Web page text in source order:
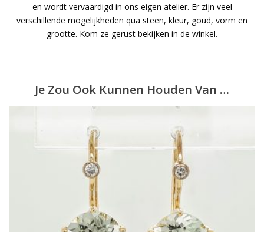
en wordt vervaardigd in ons eigen atelier. Er zijn veel
verschillende mogelijkheden qua steen, kleur, goud, vorm en
grootte. Kom ze gerust bekijken in de winkel.
Je Zou Ook Kunnen Houden Van …